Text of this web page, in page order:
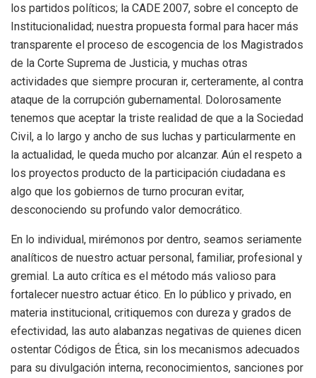
los partidos políticos; la CADE 2007, sobre el concepto de
Institucionalidad; nuestra propuesta formal para hacer más
transparente el proceso de escogencia de los Magistrados
de la Corte Suprema de Justicia, y muchas otras
actividades que siempre procuran ir, certeramente, al contra
ataque de la corrupción gubernamental. Dolorosamente
tenemos que aceptar la triste realidad de que a la Sociedad
Civil, a lo largo y ancho de sus luchas y particularmente en
la actualidad, le queda mucho por alcanzar. Aún el respeto a
los proyectos producto de la participación ciudadana es
algo que los gobiernos de turno procuran evitar,
desconociendo su profundo valor democrático.
En lo individual, mirémonos por dentro, seamos seriamente
analíticos de nuestro actuar personal, familiar, profesional y
gremial. La auto crítica es el método más valioso para
fortalecer nuestro actuar ético. En lo público y privado, en
materia institucional, critiquemos con dureza y grados de
efectividad, las auto alabanzas negativas de quienes dicen
ostentar Códigos de Ética, sin los mecanismos adecuados
para su divulgación interna, reconocimientos, sanciones por